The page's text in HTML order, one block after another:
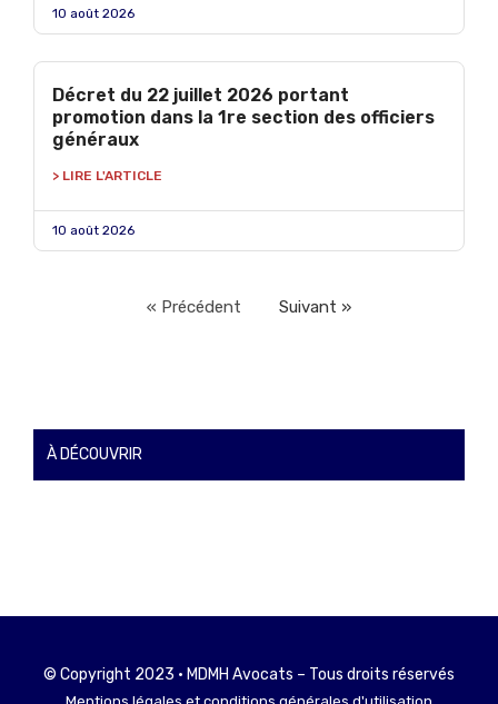
10 août 2026
Décret du 22 juillet 2026 portant
promotion dans la 1re section des officiers
généraux
> LIRE L'ARTICLE
10 août 2026
« Précédent Suivant »
À DÉCOUVRIR
© Copyright 2023 • MDMH Avocats – Tous droits réservés